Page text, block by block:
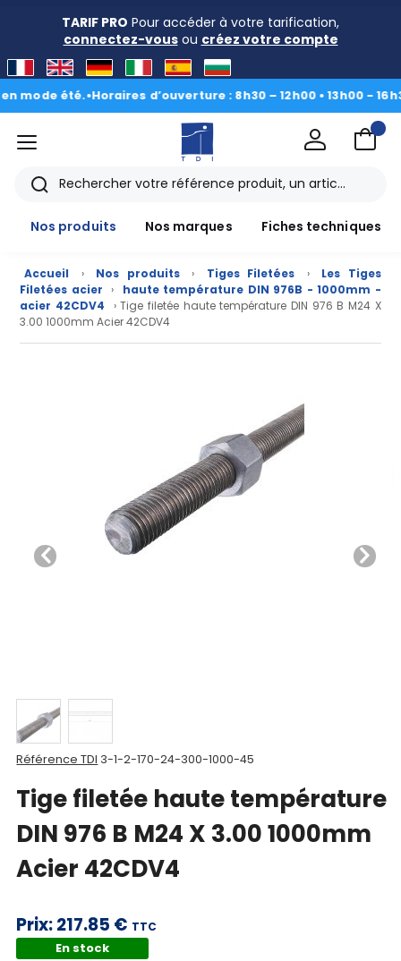
TARIF PRO Pour accéder à votre tarification,
connectez-vousou créez votre compte
été. •Horaires d’ouverture : 8h30 – 12h00 • 13h00 - 16h30|
CAD/3D
Nos
Documentations
Mon
compte
Mon
panier
menu
Rechercher
Nos produits
Nos marques Fiches techniques
Accueil › Nos produits › Tiges Filetées ›
Les Tiges
Filetées acier
›
haute température DIN 976B - 1000mm -
acier 42CDV4
› Tige filetée haute température DIN 976 B M24 X
3.00 1000mm Acier 42CDV4
Référence TDI 3-1-2-170-24-300-1000-45
Tige filetée haute température
DIN 976 B M24 X 3.00 1000mm
Acier 42CDV4
Prix:217.85 € TTC
En stock